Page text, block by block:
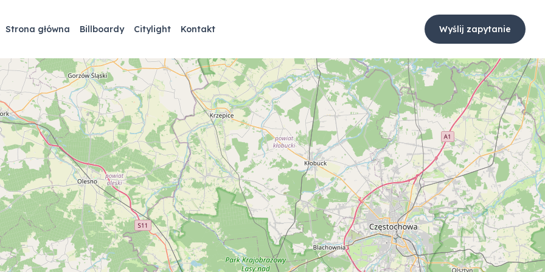
Strona główna Billboardy Citylight Kontakt Wyślij zapytanie